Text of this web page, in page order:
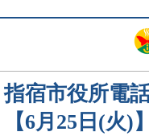
指宿市役所電
【6月25日(火)】